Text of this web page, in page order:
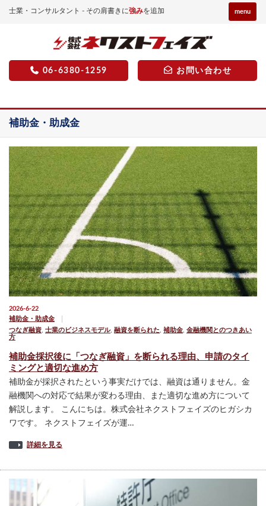
士業・コンサルタント - その肩書きに強みを追加 menu
06-6380-1259 お問い合わせ
補助金・助成金
2026-6-22
補助金・助成金
つなぎ融資 士業のビジネスモデル, 融資を断られた 補助金 金融機関とのつきあい
方
補助金採択後に「つなぎ融資」を断られる理由、申請のタイ
ミングと適切な進め方
補助金が採択されたという事実だけでは、融資は通りません。金
融機関への対応で結果が変わる理由、また適切な進め方について
解説します。 こんにちは。株式会社ネクストフェイズのヒガシカ
ワです。 ネクストフェイズが運…
詳細を見る